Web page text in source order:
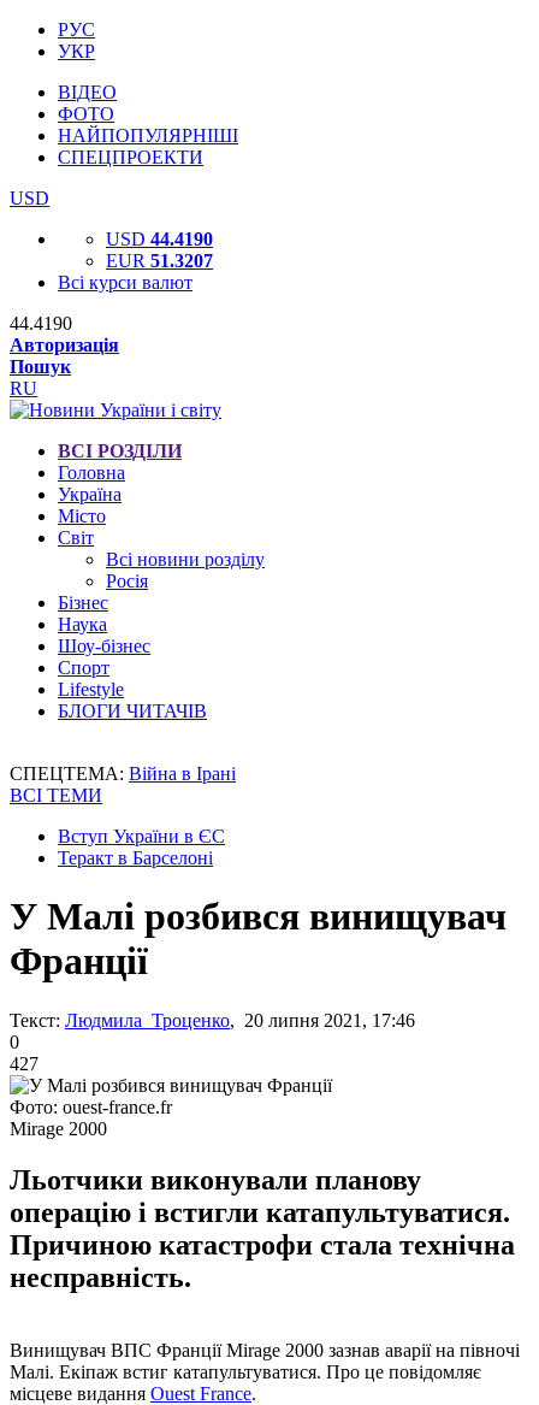
РУС
УКР
ВІДЕО
ФОТО
НАЙПОПУЛЯРНІШІ
СПЕЦПРОЕКТИ
USD
USD 44.4190
EUR 51.3207
Всі курси валют
44.4190
Авторизація
Пошук
RU
ВСІ РОЗДІЛИ
Головна
Україна
Місто
Світ
Всі новини розділу
Росія
Бізнес
Наука
Шоу-бізнес
Спорт
Lifestyle
БЛОГИ ЧИТАЧІВ
СПЕЦТЕМА: Війна в Ірані
ВСІ ТЕМИ
Вступ України в ЄС
Теракт в Барселоні
У Малі розбився винищувач
Франції
Текст: Людмила Троценко, 20 липня 2021, 17:46
0
427
Фото: ouest-france.fr
Mirage 2000
Льотчики виконували планову
операцію і встигли катапультуватися.
Причиною катастрофи стала технічна
несправність.
Винищувач ВПС Франції Mirage 2000 зазнав аварії на півночі
Малі. Екіпаж встиг катапультуватися. Про це повідомляє
місцеве видання Ouest France.